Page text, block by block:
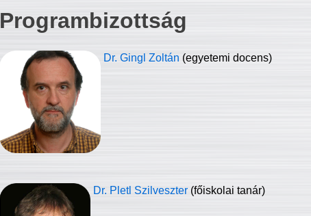
Programbizottság
Dr. Gingl Zoltán (egyetemi docens)
Dr. Pletl Szilveszter (főiskolai tanár)